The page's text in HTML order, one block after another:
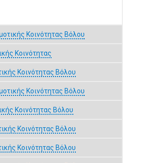
Koινότητας Βόλου
Κοινότητας
Κοινότητας Βόλου
Κοινότητας Βόλου
Κοινότητας Βόλου
Κοινότητας Βόλου
Κοινότητας Βόλου